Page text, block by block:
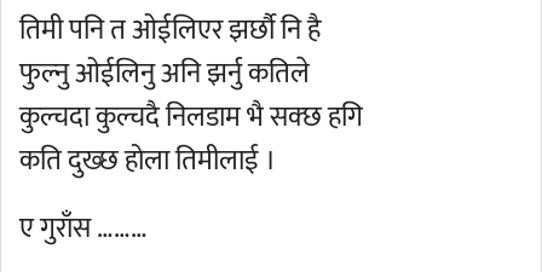
तिमी पनि त ओईलिएर झर्छौ नि है
फुल्नु ओईलिनु अनि झर्नु कतिले
कुल्चदा कुल्चदै निलडाम भै सक्छ हगि
कति दुख्छ होला तिमीलाई ।
ए गुराँस ………